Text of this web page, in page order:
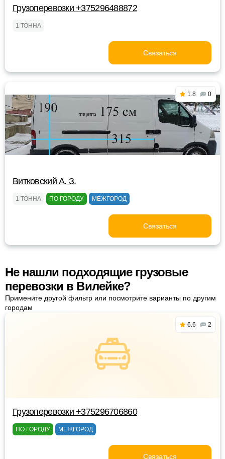
Грузоперевозки +375296488872
1 ТОННА
Связаться
1.8 0
Витковский А. З.
1 ТОННА ПО ГОРОДУ МЕЖГОРОД
Связаться
Не нашли подходящие грузовые
перевозки в Вилейке?
Примените другой фильтр или посмотрите варианты по другим
городам
6.6 2
Грузоперевозки +375296706860
ПО ГОРОДУ МЕЖГОРОД
Связаться